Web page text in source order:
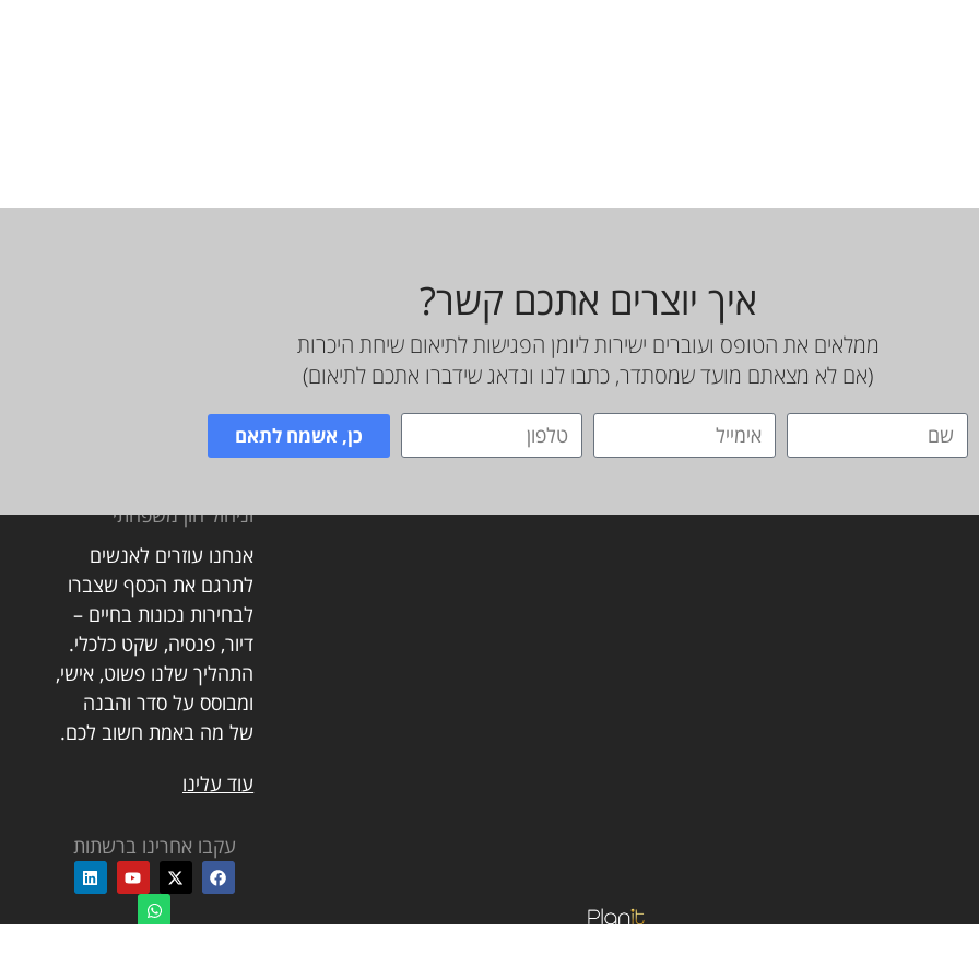
איך יוצרים אתכם קשר?
ממלאים את הטופס ועוברים ישירות ליומן הפגישות לתיאום שיחת היכרות
(אם לא מצאתם מועד שמסתדר, כתבו לנו ונדאג שידברו אתכם לתיאום)
כן, אשמח לתאם
וניהול הון משפחתי
אנחנו עוזרים לאנשים
לתרגם את הכסף שצברו
לבחירות נכונות בחיים –
דיור, פנסיה, שקט כלכלי.
התהליך שלנו פשוט, אישי,
ומבוסס על סדר והבנה
של מה באמת חשוב לכם.
עוד עלינו
עקבו אחרינו ברשתות